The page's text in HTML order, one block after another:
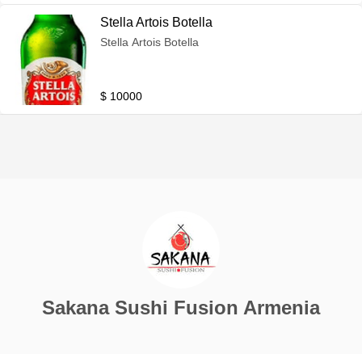
Stella Artois Botella
Stella Artois Botella
$ 10000
Sakana Sushi Fusion Armenia